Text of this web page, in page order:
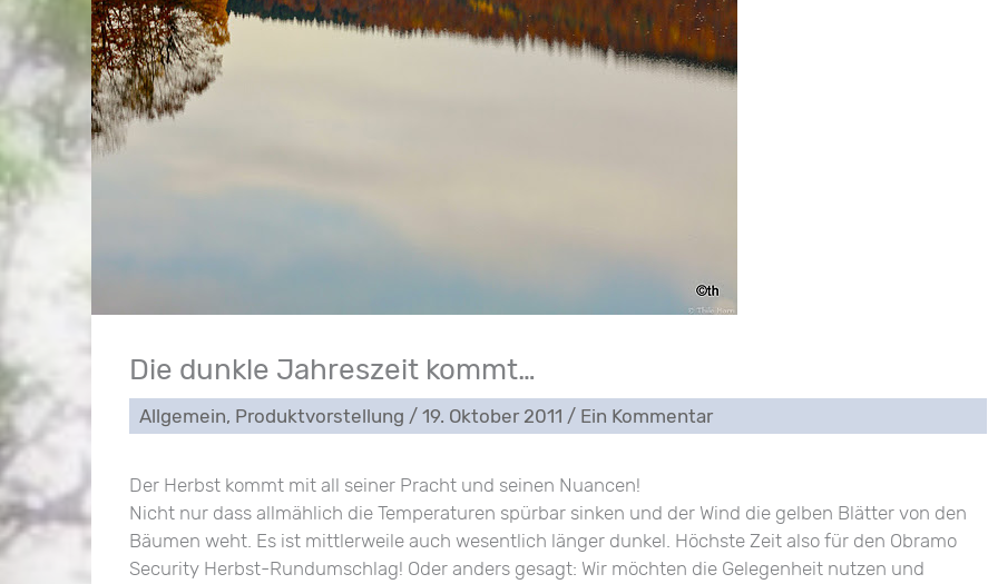
Die dunkle Jahreszeit kommt…
Allgemein, Produktvorstellung / 19. Oktober 2011 / Ein Kommentar
Der Herbst kommt mit all seiner Pracht und seinen Nuancen!
Nicht nur dass allmählich die Temperaturen spürbar sinken und der Wind die gelben Blätter von den
Bäumen weht. Es ist mittlerweile auch wesentlich länger dunkel. Höchste Zeit also für den Obramo
Security Herbst-Rundumschlag! Oder anders gesagt: Wir möchten die Gelegenheit nutzen und